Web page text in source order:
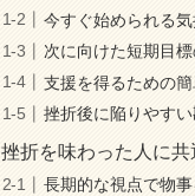
今すぐ始められる
次に向けた短期目
支援を得るための
挫折後に陥りやす
挫折を味わった人に
長期的な視点で物